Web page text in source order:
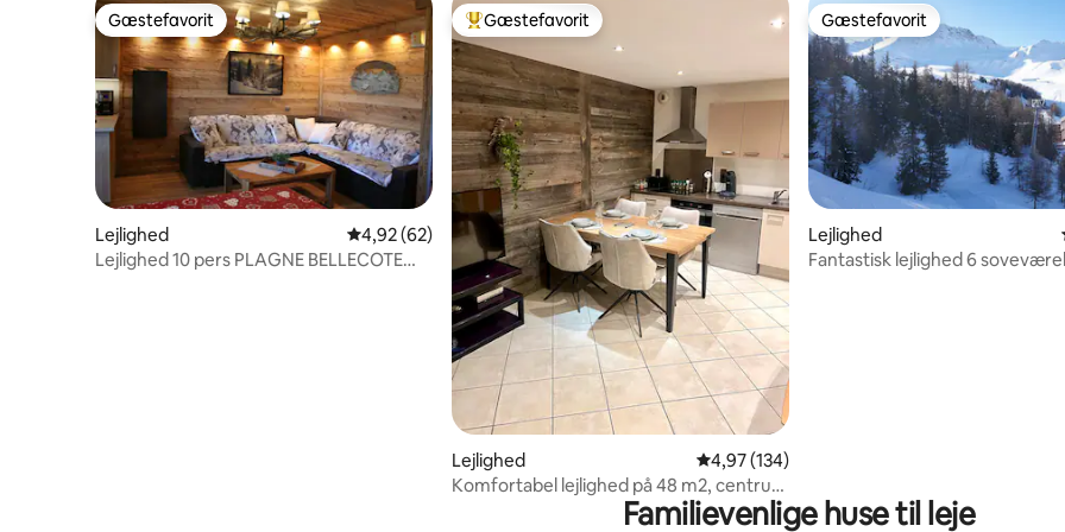
Gæstefavorit
Gæstefavorit
Lejlighed 4,92 ud af 5 i gennemsnitlig bedømmelse, 62 omtaler
4,92 (62)
Lejlighed 10 pers PLAGNE BELLECOTE
Bedste gæstefavorit
Gæstefavorit
Lejlighed 4,97 ud af 5 i gennemsnitlig bedømmelse,
4,97 (134)
Komfortabel lejlighed på 48 m2, centrum
Gæstefavorit
Gæstefavorit
Lejlighed
Fantastisk lejlighed 6
Familievenlige huse til leje